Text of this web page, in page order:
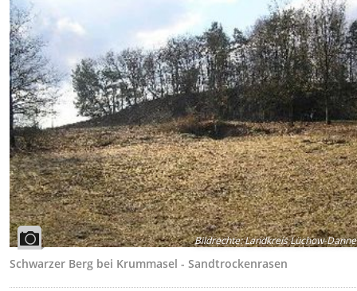
Bildrechte:Landkreis Lüchow-
Schwarzer Berg bei Krummasel - Sandtrockenrasen